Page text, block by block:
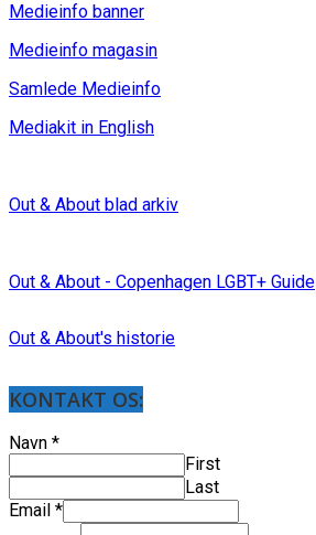
Medieinfo banner
Medieinfo magasin
Samlede Medieinfo
Mediakit in English
Out & About blad arkiv
Out & About - Copenhagen LGBT+ Guide
Out & About's historie
KONTAKT OS:
Navn *
First
Last
Email *